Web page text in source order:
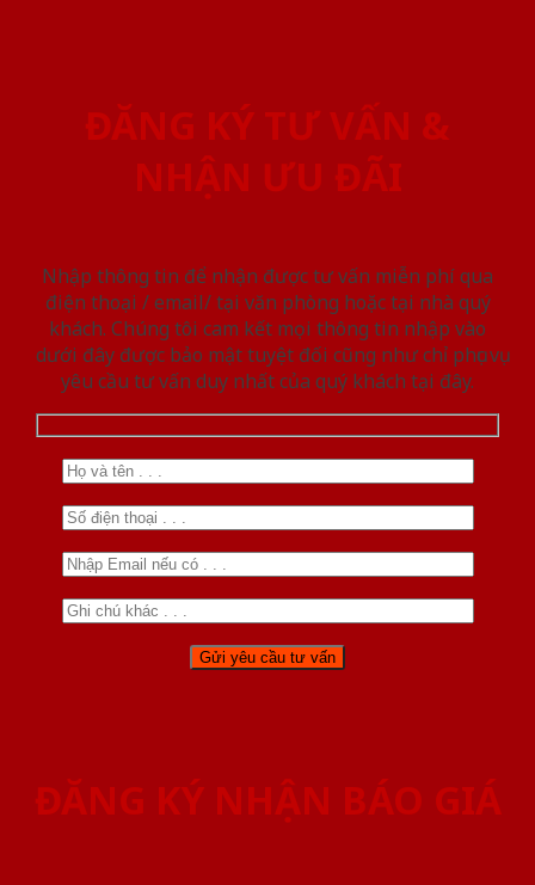
ĐĂNG KÝ TƯ VẤN &
NHẬN ƯU ĐÃI
Nhập thông tin để nhận được tư vấn miễn phí qua
điện thoại / email/ tại văn phòng hoặc tại nhà quý
khách. Chúng tôi cam kết mọi thông tin nhập vào
dưới đây được bảo mật tuyệt đối cũng như chỉ phục vụ
yêu cầu tư vấn duy nhất của quý khách tại đây.
ĐĂNG KÝ NHẬN BÁO GIÁ